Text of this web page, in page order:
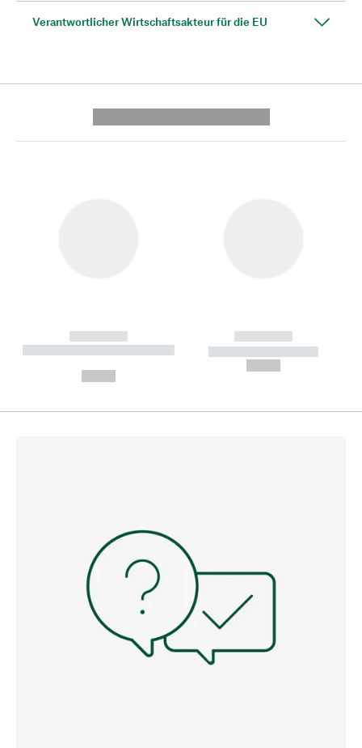
Verantwortlicher Wirtschaftsakteur für die EU
------------
----------- ----------- --------
------------
----------- -----------